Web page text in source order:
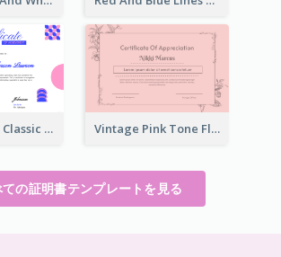
Vintage And Classic Vibrant Certificate Design Ideas Vintage Pink Tone Floral Certificate Design For Recommendation
の証明書テンプレートを見る